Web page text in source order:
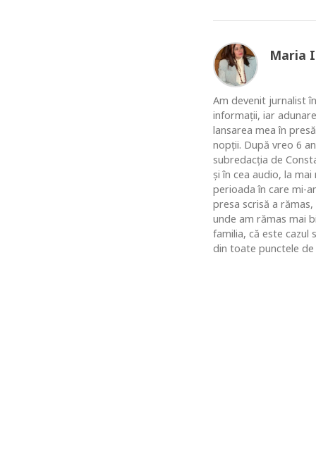
Maria
Am devenit jurnalist
informaţii, iar
lansarea mea în
nopţii. După vreo 6
subredacţia de
şi în cea audio, la
perioada în care mi-
presa scrisă a
unde am rămas mai
familia, că este cazul
din toate punctele